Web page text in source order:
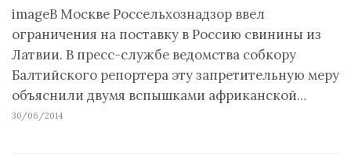
imageВ Москве Россельхознадзор ввел
ограничения на поставку в Россию свинины из
Латвии. В пресс-службе ведомства собкору
Балтийского репортера эту запретительную меру
объяснили двумя вспышками африканской…
30/06/2014